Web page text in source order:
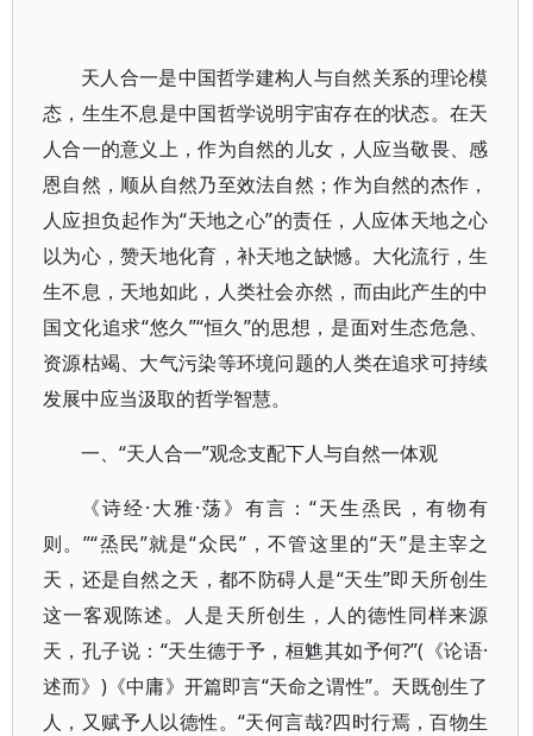
天人合一是中国哲学建构人与自然关系的理论模
态，生生不息是中国哲学说明宇宙存在的状态。在天
人合一的意义上，作为自然的儿女，人应当敬畏、感
恩自然，顺从自然乃至效法自然；作为自然的杰作，
人应担负起作为“天地之心”的责任，人应体天地之心
以为心，赞天地化育，补天地之缺憾。大化流行，生
生不息，天地如此，人类社会亦然，而由此产生的中
国文化追求“悠久”“恒久”的思想，是面对生态危急、
资源枯竭、大气污染等环境问题的人类在追求可持续
发展中应当汲取的哲学智慧。
一、“天人合一”观念支配下人与自然一体观
《诗经·大雅·荡》有言：“天生烝民，有物有
则。”“烝民”就是“众民”，不管这里的“天”是主宰之
天，还是自然之天，都不防碍人是“天生”即天所创生
这一客观陈述。人是天所创生，人的德性同样来源
天，孔子说：“天生德于予，桓魋其如予何?”(《论语·
述而》)《中庸》开篇即言“天命之谓性”。天既创生了
人，又赋予人以德性。“天何言哉?四时行焉，百物生